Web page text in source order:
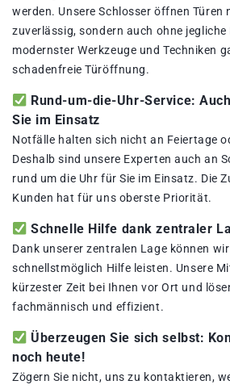
werden. Unsere Schlosser öffnen Türen
zuverlässig, sondern auch ohne
modernster Werkzeuge und Techniken
schadenfreie Türöffnung.
Rund-um-die-Uhr-Service:
Sie im Einsatz
Notfälle halten sich nicht an Feiertage
Deshalb sind unsere Experten auch an
rund um die Uhr für Sie im Einsatz. Die
Kunden hat für uns oberste Priorität.
Schnelle Hilfe dank zentraler
Dank unserer zentralen Lage können
schnellstmöglich Hilfe leisten. Unsere
kürzester Zeit bei Ihnen vor Ort und
fachmännisch und effizient.
Überzeugen Sie sich selbst:
noch heute!
Zögern Sie nicht, uns zu kontaktieren,